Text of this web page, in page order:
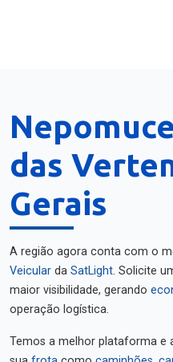
das
Gerais
A região agora conta com o
Veicular da SatLight. Solicite
maior visibilidade, gerando
operação logística.
Temos a melhor plataforma e